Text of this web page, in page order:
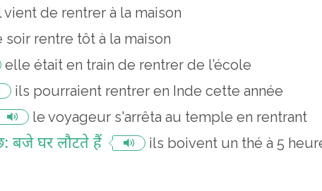
vient de rentrer à la maison
soir rentre tôt à la maison
elle était en train de rentrer de l’école
ils pourraient rentrer en Inde cette année
le voyageur s'arrêta au temple en rentrant
बजे घर लौटते हैं
ils boivent un thé à 5